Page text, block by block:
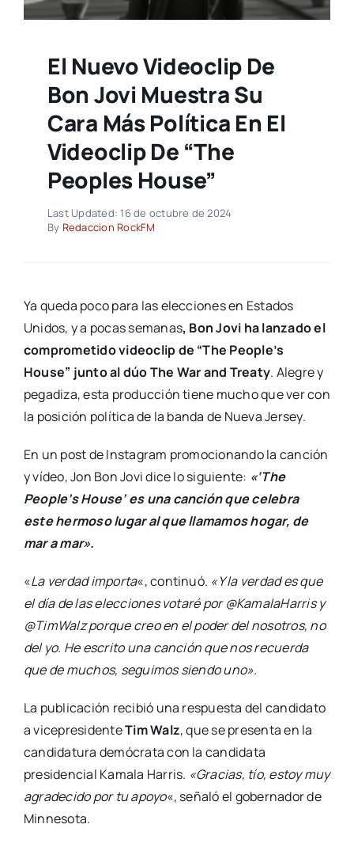
El Nuevo Videoclip De
Bon Jovi Muestra Su
Cara Más Política En El
Videoclip De “The
Peoples House”
Last Updated: 16 de octubre de 2024
By Redaccion RockFM
Ya queda poco para las elecciones en Estados
Unidos, y a pocas semanas, Bon Jovi ha lanzado el
comprometido videoclip de “The People’s
House” junto al dúo The War and Treaty. Alegre y
pegadiza, esta producción tiene mucho que ver con
la posición política de la banda de Nueva Jersey.
En un post de Instagram promocionando la canción
y vídeo, Jon Bon Jovi dice lo siguiente: «‘The
People’s House’ es una canción que celebra
este hermoso lugar al que llamamos hogar, de
mar a mar».
«La verdad importa«, continuó. «Y la verdad es que
el día de las elecciones votaré por @KamalaHarris y
@TimWalz porque creo en el poder del nosotros, no
del yo. He escrito una canción que nos recuerda
que de muchos, seguimos siendo uno».
La publicación recibió una respuesta del candidato
a vicepresidenteTim Walz, que se presenta en la
candidatura demócrata con la candidata
presidencial Kamala Harris. «Gracias, tío, estoy muy
agradecido por tu apoyo«, señaló el gobernador de
Minnesota.